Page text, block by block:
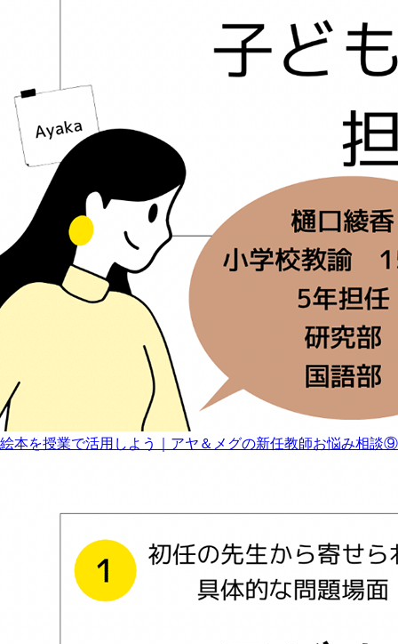
絵本を授業で活用しよう｜アヤ＆メグの新任教師お悩み相談⑨